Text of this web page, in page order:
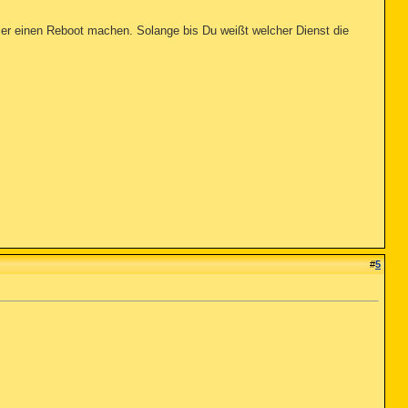
einen Reboot machen. Solange bis Du weißt welcher Dienst die
#5